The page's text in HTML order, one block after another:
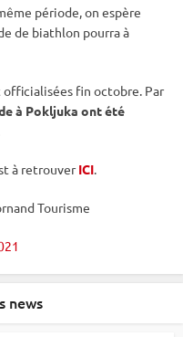
période, on espère
de biathlon pourra à
officialisées fin octobre. Par
à Pokljuka ont été
à retrouverICI.
Tourisme
news